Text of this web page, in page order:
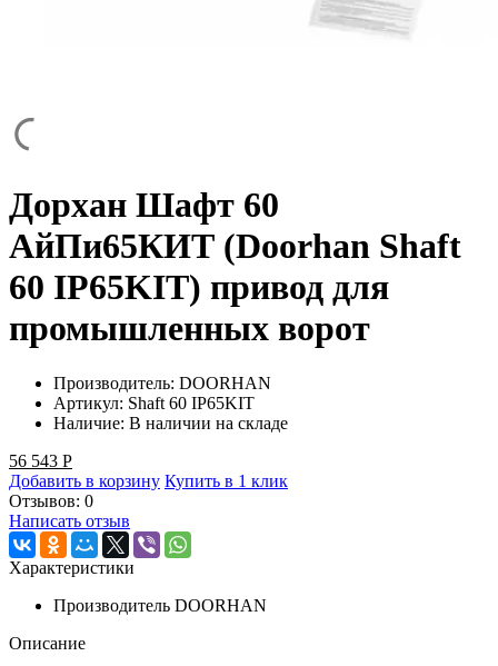
Дорхан Шафт 60
АйПи65КИТ (Doorhan Shaft
60 IP65KIT) привод для
промышленных ворот
Производитель: DOORHAN
Артикул: Shaft 60 IP65KIT
Наличие: В наличии на складе
56 543 Р
Добавить в корзину Купить в 1 клик
Отзывов: 0
Написать отзыв
Характеристики
Производитель DOORHAN
Описание